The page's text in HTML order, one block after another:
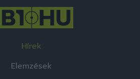
Hírek
Elemzések